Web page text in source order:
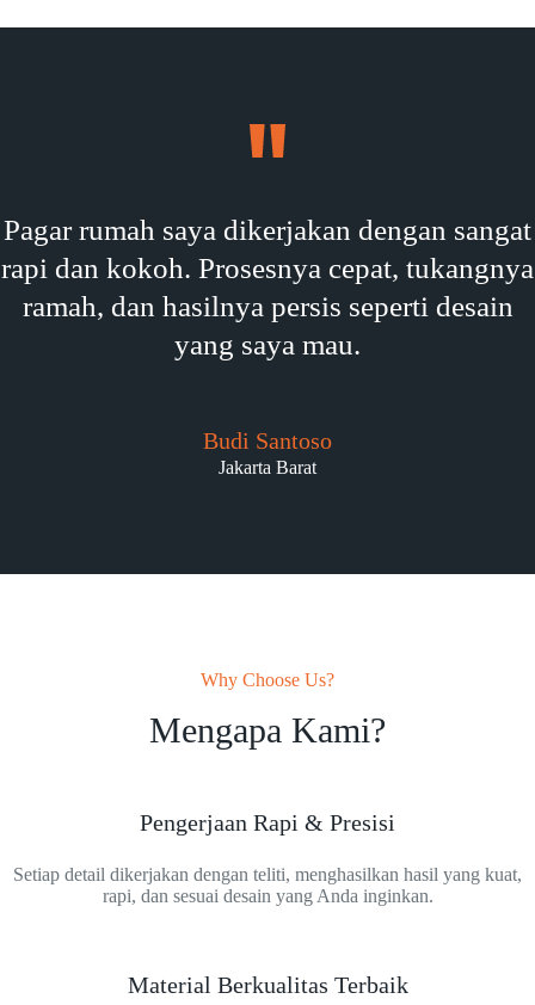
Pagar rumah saya dikerjakan dengan sangat
rapi dan kokoh. Prosesnya cepat, tukangnya
ramah, dan hasilnya persis seperti desain
yang saya mau.
Budi Santoso
Jakarta Barat
Why Choose Us?
Mengapa Kami?
Pengerjaan Rapi & Presisi
Setiap detail dikerjakan dengan teliti, menghasilkan hasil yang kuat,
rapi, dan sesuai desain yang Anda inginkan.
Material Berkualitas Terbaik